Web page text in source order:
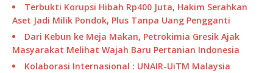
Terbukti Korupsi Hibah Rp400 Juta, Hakim Serahkan
Aset Jadi Milik Pondok, Plus Tanpa Uang Pengganti
Dari Kebun ke Meja Makan, Petrokimia Gresik Ajak
Masyarakat Melihat Wajah Baru Pertanian Indonesia
Kolaborasi Internasional : UNAIR-UiTM Malaysia